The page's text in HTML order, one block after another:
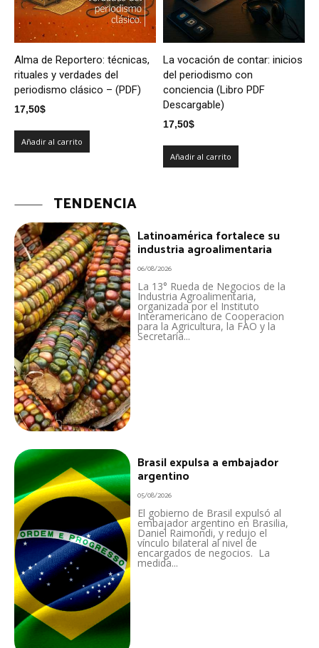
Alma de Reportero: técnicas,
rituales y verdades del
periodismo clásico – (PDF)
17,50$
Añadir al carrito
La vocación de contar: inicios
del periodismo con
conciencia (Libro PDF
Descargable)
17,50$
Añadir al carrito
TENDENCIA
Latinoamérica fortalece su
industria agroalimentaria
06/08/2026
La 13° Rueda de Negocios de la
Industria Agroalimentaria,
organizada por el Instituto
Interamericano de Cooperacion
para la Agricultura, la FAO y la
Secretaría...
Brasil expulsa a embajador
argentino
05/08/2026
El gobierno de Brasil expulsó al
embajador argentino en Brasilia,
Daniel Raimondi, y redujo el
vínculo bilateral al nivel de
encargados de negocios. La
medida...